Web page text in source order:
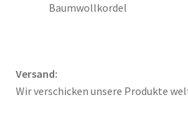
Baumwollkordel
Versand:
Wir verschicken unsere Produkte